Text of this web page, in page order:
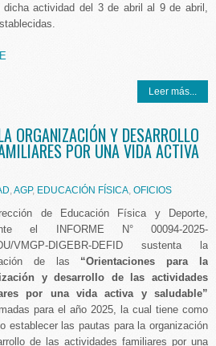
actividad del 3 de abril al 9 de abril,
Leer más...
ORGANIZACIÓN Y DESARROLLO
POR UNA VIDA ACTIVA
,AGP, EDUCACIÓN FÍSICA, OFICIOS
de Educación Física y Deporte,
el INFORME N° 00094-2025-
VMGP-DIGEBR-DEFID sustenta la
de las “Orientaciones para la
y desarrollo de las actividades
por una vida activa y saludable”
para el año 2025, la cual tiene como
establecer las pautas para la organización
de las actividades familiares por una